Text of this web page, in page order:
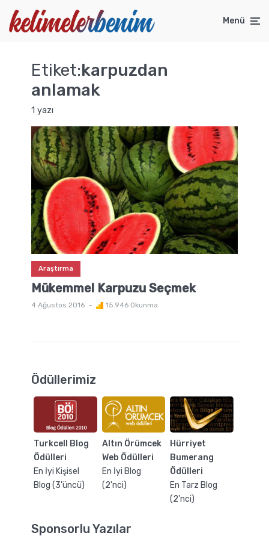
Menü
Etiket:karpuzdan
anlamak
1 yazı
Araştırma
Mükemmel Karpuzu Seçmek
4 Ağustos 2016 15.946 Okunma
Ödüllerimiz
Turkcell Blog
Ödülleri
En İyi Kişisel
Blog (3'üncü)
Altın Örümcek
Web Ödülleri
En İyi Blog
(2'nci)
Hürriyet
Bumerang
Ödülleri
En Tarz Blog
(2'nci)
Sponsorlu Yazılar